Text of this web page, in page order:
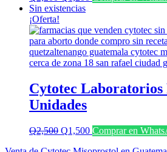
precio
era:
Q2,200.
es:
Q1,200.
Sin existencias
¡Oferta!
Cytotec Laboratorios
Unidades
Q2,500 El
Q1,500ElComprar en